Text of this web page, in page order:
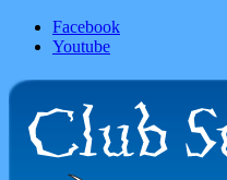
Facebook
Youtube